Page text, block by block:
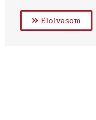
Elolvasom